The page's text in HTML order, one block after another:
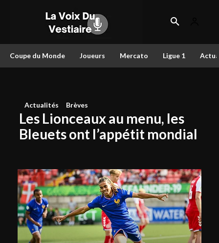
Coupe du Monde Joueurs Mercato Ligue 1
Actualités Brèves
Les Lionceaux au menu, les
Bleuets ont l’appétit mondial